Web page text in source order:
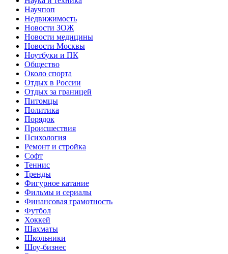
Научпоп
Недвижимость
Новости ЗОЖ
Новости медицины
Новости Москвы
Ноутбуки и ПК
Общество
Около спорта
Отдых в России
Отдых за границей
Питомцы
Политика
Порядок
Происшествия
Психология
Ремонт и стройка
Софт
Теннис
Тренды
Фигурное катание
Фильмы и сериалы
Финансовая грамотность
Футбол
Хоккей
Шахматы
Школьники
Шоу-бизнес